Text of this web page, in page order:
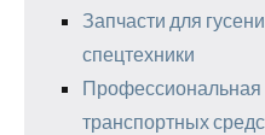
Запчасти для
спецтехники
транспортных